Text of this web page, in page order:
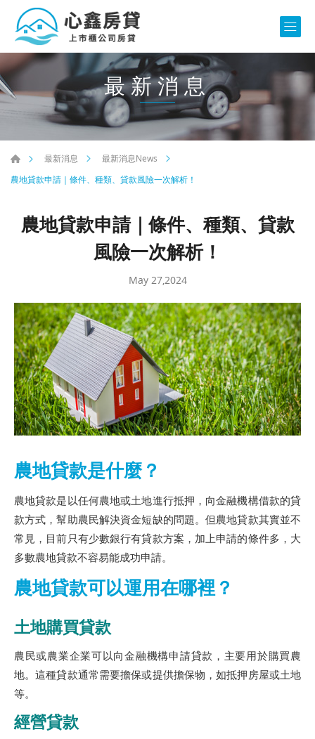
最新消息
最新消息
最新消息News
農地貸款申請｜條件、種類、貸款風險一次解析！
農地貸款申請｜條件、種類、貸款
風險一次解析！
May 27,2024
農地貸款是什麼？
農地貸款是以任何農地或土地進行抵押，向金融機構借款的貸
款方式，幫助農民解決資金短缺的問題。但農地貸款其實並不
常見，目前只有少數銀行有貸款方案，加上申請的條件多，大
多數農地貸款不容易能成功申請。
農地貸款可以運用在哪裡？
土地購買貸款
農民或農業企業可以向金融機構申請貸款，主要用於購買農
地。這種貸款通常需要擔保或提供擔保物，如抵押房屋或土地
等。
經營貸款